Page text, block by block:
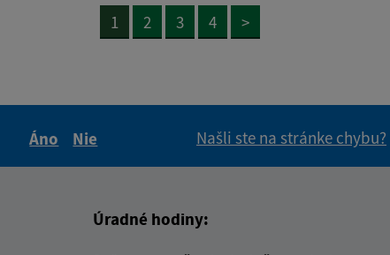
1 2 3 4 >
Áno
Nie
Našli ste na stránke chybu?
Úradné hodiny: